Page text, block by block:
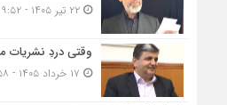
۲۲ تیر ۱۴۰۵ - ۹:۵۲
وقتی دردِ